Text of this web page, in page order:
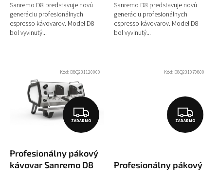
Sanremo D8 predstavuje novú
generáciu profesionálnych
espresso kávovarov. Model D8
bol vyvinutý...
Sanremo D8 predstavuje novú
generáciu profesionálnych
espresso kávovarov. Model D8
bol vyvinutý...
Z
A
A
ZADARMO
Profesionálny pákový
kávovar Sanremo D8
Kód: D8Q231120000
Z
A
A
ZADARMO
Profesionálny pákový
Kód: D8Q231070800